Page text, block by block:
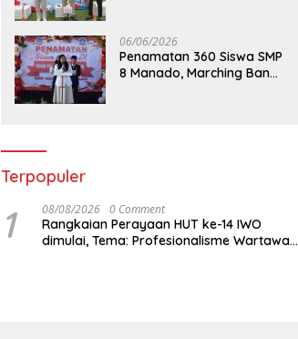
06/06/2026
Penamatan 360 Siswa SMP
8 Manado, Marching Band
Terpopuler
1 08/08/2026 0 Comment
Rangkaian Perayaan HUT ke-14 IWO
dimulai, Tema: Profesionalisme Wartawan